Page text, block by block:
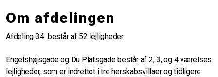
Om afdelingen
Afdeling 34 består af 52 lejligheder.
Engelshøjsgade og Du Platsgade består af 2, 3, og 4 værelses
lejligheder, som er indrettet i tre herskabsvillaer og tidligere